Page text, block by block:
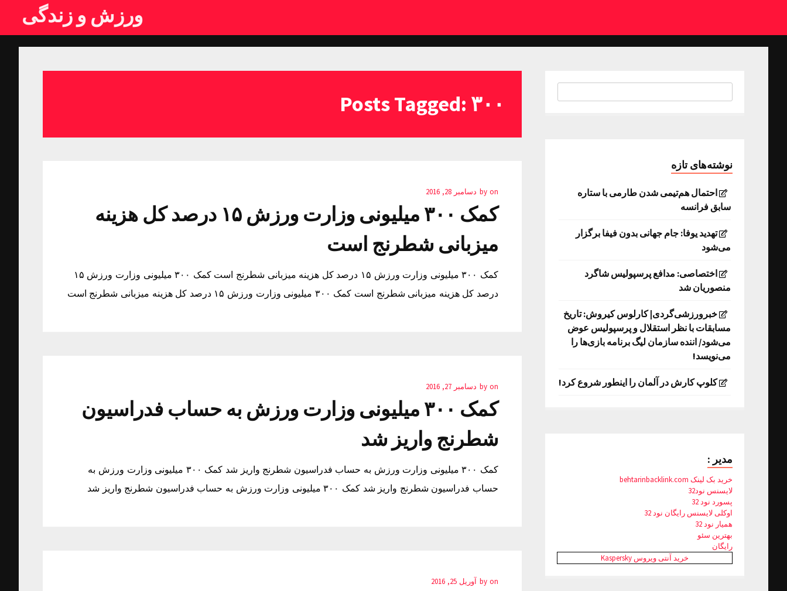
ورزش و زندگی
Posts Tagged: ۳۰۰
by on دسامبر 28, 2016
کمک ۳۰۰ میلیونی وزارت ورزش ۱۵ درصد کل هزینه
میزبانی شطرنج است
کمک ۳۰۰ میلیونی وزارت ورزش ۱۵ درصد کل هزینه میزبانی شطرنج است کمک ۳۰۰ میلیونی وزارت ورزش ۱۵
درصد کل هزینه میزبانی شطرنج است کمک ۳۰۰ میلیونی وزارت ورزش ۱۵ درصد کل هزینه میزبانی شطرنج است
by on دسامبر 27, 2016
کمک ۳۰۰ میلیونی وزارت ورزش به حساب فدراسیون
شطرنج واریز شد
کمک ۳۰۰ میلیونی وزارت ورزش به حساب فدراسیون شطرنج واریز شد کمک ۳۰۰ میلیونی وزارت ورزش به
حساب فدراسیون شطرنج واریز شد کمک ۳۰۰ میلیونی وزارت ورزش به حساب فدراسیون شطرنج واریز شد
by on آوریل 25, 2016
نوشته‌های تازه
احتمال هم‌تیمی شدن طارمی با ستاره
سابق فرانسه
تهدید یوفا: جام جهانی بدون فیفا برگزار
می‌شود
اختصاصی: مدافع پرسپولیس شاگرد
منصوریان شد
خبرورزشی‌گردی| کارلوس کیروش: تاریخ
مسابقات با نظر استقلال و پرسپولیس عوض
می‌شود/ اننده سازمان لیگ برنامه بازی‌ها را
می‌نویسد!
کلوپ کارش در آلمان را اینطور شروع کرد!
مدیر :
خرید بک لینک behtarinbacklink.com
لایسنس نود32
پسورد نود 32
اوکلی لایسنس رایگان نود 32
همیار نود 32
بهترین سئو
رایگان
خرید آنتی ویروس Kaspersky